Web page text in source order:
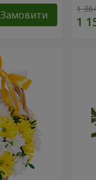
Замовити 1